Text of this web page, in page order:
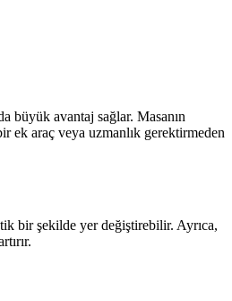
büyük avantaj sağlar. Masanın
ek araç veya uzmanlık gerektirmeden
bir şekilde yer değiştirebilir. Ayrıca,